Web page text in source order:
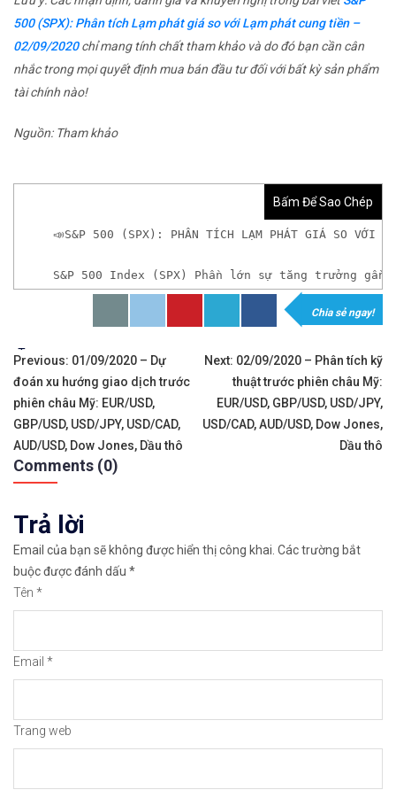
500 (SPX): Phân tích Lạm phát giá so với Lạm phát cung tiền –
02/09/2020chỉ mang tính chất tham khảo và do đó bạn cần cân
nhắc trong mọi quyết định mua bán đầu tư đối với bất kỳ sản phẩm
tài chính nào!
Nguồn: Tham khảo
Bấm Để Sao Chép
📣S&P 500 (SPX): PHÂN TÍCH LẠM PHÁT GIÁ SO VỚI
S&P 500 Index (SPX) Phần lớn sự tăng trưởng
𝘟𝘦𝘮 𝘤𝘩𝘪 𝘵𝘪ế𝘵: https://chungkhoanforex.com/sp-
✨🏆𝐗𝐨á 𝐛ỏ 𝐥𝐨 𝐥ắ𝐧𝐠 𝐤𝐡𝐢 𝐭𝐡𝐚𝐦 𝐠𝐢𝐚 𝐭𝐡ị 𝐭𝐫ườ𝐧𝐠 𝐭à𝐢 𝐜𝐡í𝐧𝐡
✅𝘔ở 𝘵à𝘪 𝘬𝘩𝘰ả𝘯 𝘵𝘳ê𝘯 𝘴à𝘯 𝘌𝘹𝘯𝘦𝘴𝘴 𝘜𝘺 𝘛í𝘯 𝘷à 𝘱𝘩ù
✅𝘔ở 𝘵à𝘪 𝘬𝘩𝘰ả𝘯 𝘵𝘳ê𝘯 𝘴à𝘯 𝘐𝘊𝘔𝘢𝘳𝘬𝘦𝘵𝘴 𝘯ổ𝘪 𝘵𝘪ế𝘯𝘨
✅𝘔ở 𝘵à𝘪 𝘬𝘩𝘰ả𝘯 𝘵𝘳ê𝘯 𝘴à𝘯 𝘉𝘪𝘯𝘢𝘯𝘤𝘦 𝘯ổ𝘪 𝘵𝘪ế𝘯𝘨 𝘯𝘩ấ𝘵
🔗https://chungkhoanforex.com/sp-500-spx-
😘Cảm ơn bạn đã xem thông tin😘🍀🤗Chúc bạn
Chia sẻ ngay!
Tags:
Điều
hướng
bài
viết
Previous: 01/09/2020 – Dự
đoán xu hướng giao dịch trước
phiên châu Mỹ: EUR/USD,
GBP/USD, USD/JPY, USD/CAD,
AUD/USD, Dow Jones, Dầu thô
Next: 02/09/2020 – Phân tích kỹ
thuật trước phiên châu Mỹ:
EUR/USD, GBP/USD, USD/JPY,
USD/CAD, AUD/USD, Dow Jones,
Dầu thô
Comments (0)
Trả lời
Email của bạn sẽ không được hiển thị công khai. Các trường bắt
buộc được đánh dấu *
Tên *
Email *
Trang web